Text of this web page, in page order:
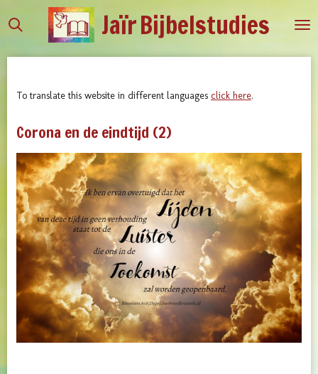
direct
JaïrBijbelstudies
To translate this website in different languages click here.
Corona en de eindtijd (2)